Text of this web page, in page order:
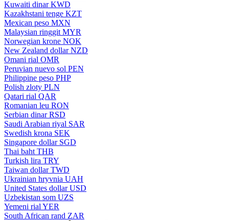
Kuwaiti dinar KWD
Kazakhstani tenge KZT
Mexican peso MXN
Malaysian ringgit MYR
Norwegian krone NOK
New Zealand dollar NZD
Omani rial OMR
Peruvian nuevo sol PEN
Philippine peso PHP
Polish zloty PLN
Qatari rial QAR
Romanian leu RON
Serbian dinar RSD
Saudi Arabian riyal SAR
Swedish krona SEK
Singapore dollar SGD
Thai baht THB
Turkish lira TRY
Taiwan dollar TWD
Ukrainian hryvnia UAH
United States dollar USD
Uzbekistan som UZS
Yemeni rial YER
South African rand ZAR